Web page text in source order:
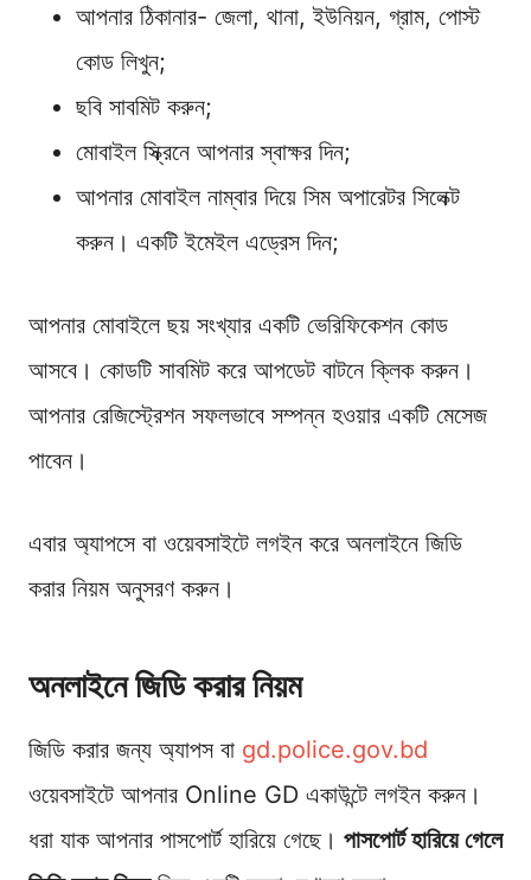
আপনার ঠিকানার- জেলা, থানা, ইউনিয়ন, গ্রাম, পোস্ট
কোড লিখুন;
ছবি সাবমিট করুন;
মোবাইল স্ক্রিনে আপনার স্বাক্ষর দিন;
আপনার মোবাইল নাম্বার দিয়ে সিম অপারেটর সিলেক্ট
করুন। একটি ইমেইল এড্রেস দিন;
আপনার মোবাইলে ছয় সংখ্যার একটি ভেরিফিকেশন কোড
আসবে। কোডটি সাবমিট করে আপডেট বাটনে ক্লিক করুন।
আপনার রেজিস্ট্রেশন সফলভাবে সম্পন্ন হওয়ার একটি মেসেজ
পাবেন।
এবার অ্যাপসে বা ওয়েবসাইটে লগইন করে অনলাইনে জিডি
করার নিয়ম অনুসরণ করুন।
অনলাইনে জিডি করার নিয়ম
জিডি করার জন্য অ্যাপস বা gd.police.gov.bd
ওয়েবসাইটে আপনার Online GD একাউন্টে লগইন করুন।
ধরা যাক আপনার পাসপোর্ট হারিয়ে গেছে। পাসপোর্ট হারিয়ে গেলে